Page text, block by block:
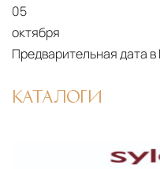
Доставка до
товара от нашего
осуществляют
05
октября
Предварительная дата
КАТАЛОГИ